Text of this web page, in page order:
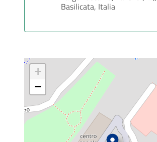
Basilicata, Italia
+
−